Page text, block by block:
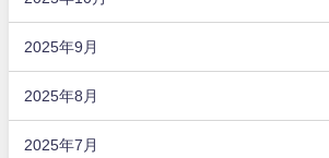
2025年9月
2025年8月
2025年7月